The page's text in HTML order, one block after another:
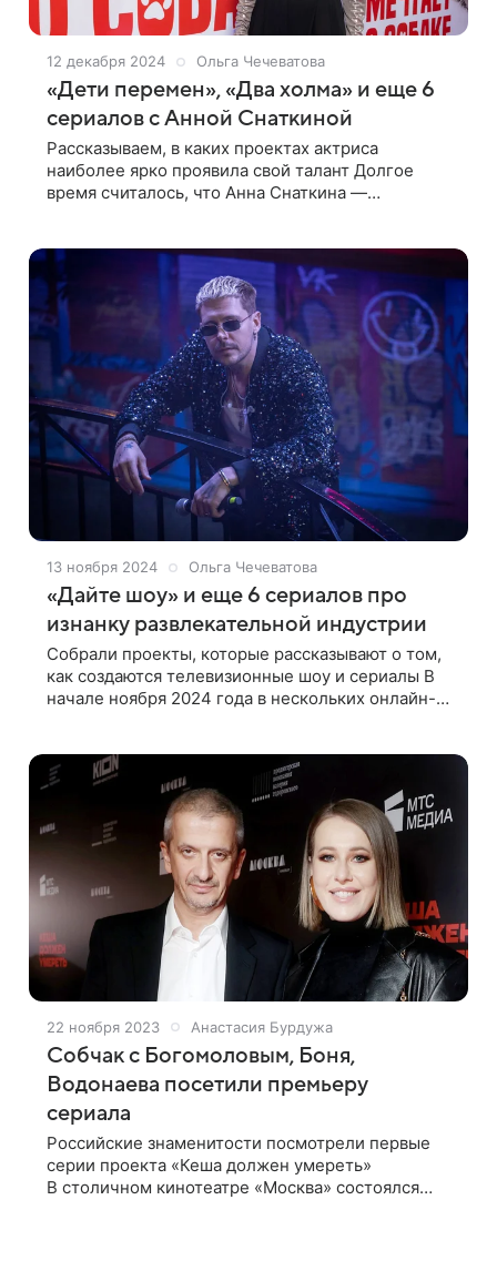
12 декабря 2024 Ольга Чечеватова
«Дети перемен», «Два холма» и еще 6
сериалов с Анной Снаткиной
Рассказываем, в каких проектах актриса
наиболее ярко проявила свой талант Долгое
время считалось, что Анна Снаткина —
наивных
13 ноября 2024 Ольга Чечеватова
«Дайте шоу» и еще 6 сериалов про
изнанку развлекательной индустрии
Собрали проекты, которые рассказывают о том,
как создаются телевизионные шоу и сериалы В
начале ноября 2024 года в нескольких онлайн-
22 ноября 2023 Анастасия Бурдужа
Собчак с Богомоловым, Боня,
Водонаева посетили премьеру
сериала
Российские знаменитости посмотрели первые
серии проекта «Кеша должен умереть»
В столичном кинотеатре «Москва» состоялся